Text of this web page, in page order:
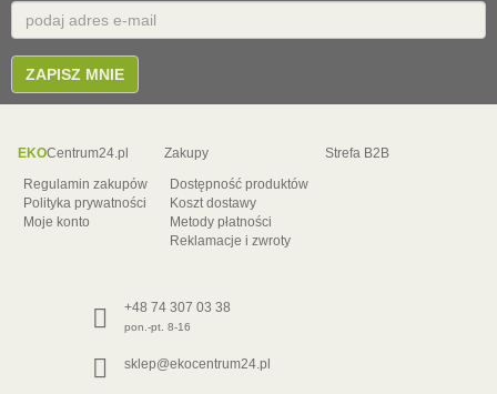
Email
E-
mail
ZAPISZ MNIE
EKOCentrum24.pl
Regulamin zakupów
Polityka prywatności
Moje konto
Zakupy
Dostępność produktów
Koszt dostawy
Metody płatności
Reklamacje i zwroty
Strefa B2B
+48 74 307 03 38
pon.-pt. 8-16
sklep@ekocentrum24.pl